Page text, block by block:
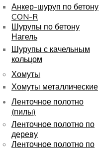
Анкер-шуруп по бетону
CON-R
Шурупы по бетону
Нагель
Шурупы с качельным
кольцом
Хомуты
Хомуты металлические
Ленточное полотно
(пилы)
Ленточное полотно по
дереву
Ленточное полотно по